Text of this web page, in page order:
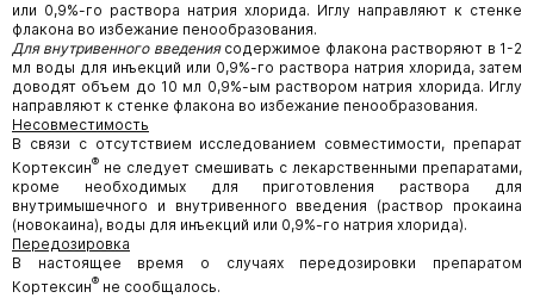
или 0,9%-го раствора натрия хлорида. Иглу направляют к стенке
флакона во избежание пенообразования.
Для внутривенного введениясодержимое флакона растворяют в 1-2
мл воды для инъекций или 0,9%-го раствора натрия хлорида, затем
доводят объем до 10 мл 0,9%-ым раствором натрия хлорида. Иглу
направляют к стенке флакона во избежание пенообразования.
Несовместимость
В связи с отсутствием исследованием совместимости, препарат
Кортексин® не следует смешивать с лекарственными препаратами,
кроме необходимых для приготовления раствора для
внутримышечного и внутривенного введения (раствор прокаина
(новокаина), воды для инъекций или 0,9%-го натрия хлорида).
Передозировка
В настоящее время о случаях передозировки препаратом
Кортексин® не сообщалось.